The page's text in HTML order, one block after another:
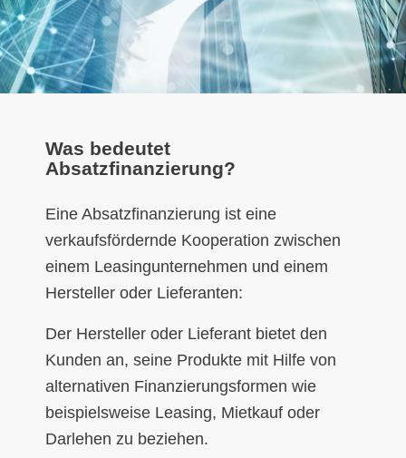
Was bedeutet
Absatzfinanzierung?
Eine Absatzfinanzierung ist eine
verkaufsfördernde Kooperation zwischen
einem Leasingunternehmen und einem
Hersteller oder Lieferanten:
Der Hersteller oder Lieferant bietet den
Kunden an, seine Produkte mit Hilfe von
alternativen Finanzierungsformen wie
beispielsweise Leasing, Mietkauf oder
Darlehen zu beziehen.